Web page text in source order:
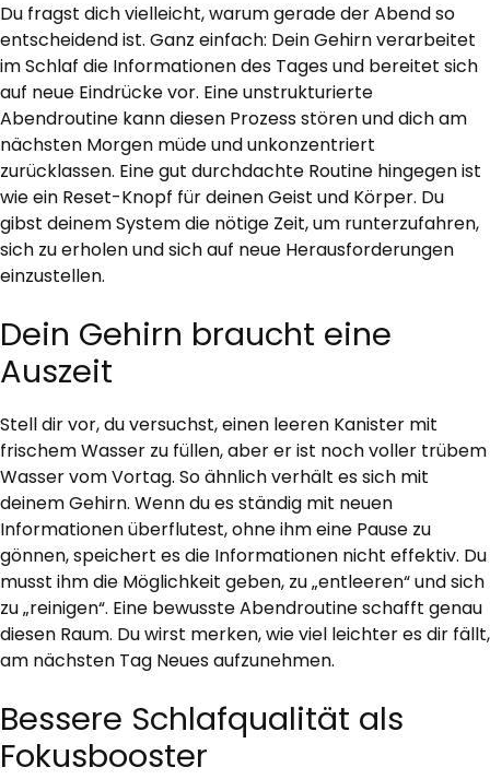
Du fragst dich vielleicht, warum gerade der Abend so
entscheidend ist. Ganz einfach: Dein Gehirn verarbeitet
im Schlaf die Informationen des Tages und bereitet sich
auf neue Eindrücke vor. Eine unstrukturierte
Abendroutine kann diesen Prozess stören und dich am
nächsten Morgen müde und unkonzentriert
zurücklassen. Eine gut durchdachte Routine hingegen ist
wie ein Reset-Knopf für deinen Geist und Körper. Du
gibst deinem System die nötige Zeit, um runterzufahren,
sich zu erholen und sich auf neue Herausforderungen
einzustellen.
Dein Gehirn braucht eine
Auszeit
Stell dir vor, du versuchst, einen leeren Kanister mit
frischem Wasser zu füllen, aber er ist noch voller trübem
Wasser vom Vortag. So ähnlich verhält es sich mit
deinem Gehirn. Wenn du es ständig mit neuen
Informationen überflutest, ohne ihm eine Pause zu
gönnen, speichert es die Informationen nicht effektiv. Du
musst ihm die Möglichkeit geben, zu „entleeren“ und sich
zu „reinigen“. Eine bewusste Abendroutine schafft genau
diesen Raum. Du wirst merken, wie viel leichter es dir fällt,
am nächsten Tag Neues aufzunehmen.
Bessere Schlafqualität als
Fokusbooster